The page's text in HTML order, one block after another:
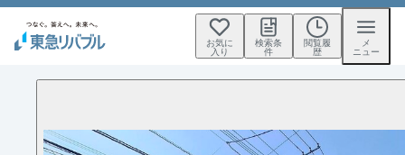
お気に
入り
検索条
件
閲覧履
歴
メ
ニュー